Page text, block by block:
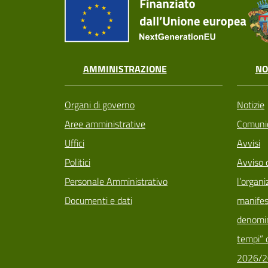
AMMINISTRAZIONE
Organi di governo
Aree amministrative
Uffici
Politici
Personale Amministrativo
Documenti e dati
Notizie
Avvisi
Avviso
tempi”
2026/